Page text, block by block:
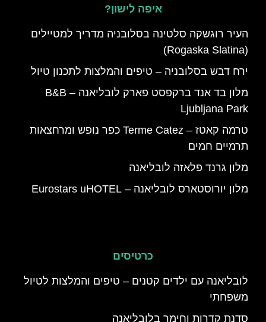
איפה לישון?
העיר רוגשקה סלטינה בסלובניה מדריך למטיילים
(Rogaska Slatina)
ירח דבש בסלובניה – טיפים והמלצות לתכנון טיול
מלון בד אנד ברקפסט פארק לובליאנה – B&B
Ljubljana Park
טרמה קאטז – Terme Catez כפר נופש ומרחצאות
תרמיים חמים
מלון גרנד פלאזה לובליאנה
מלון יורוסטארס לובליאנה – Eurostars uHOTEL
כרטיסים
לובליאנה עם ילדים קטנים – טיפים והמלצות לטיול
משפחתי
סדנת קדרות וחימר בלובליאנה